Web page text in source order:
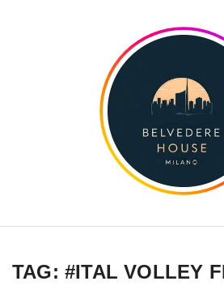
TAG: #ITAL VOLLEY